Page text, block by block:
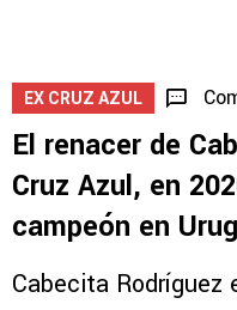
EX CRUZ AZUL
El renacer de
Cruz Azul, en
campeón en
Cabecita Rodríguez